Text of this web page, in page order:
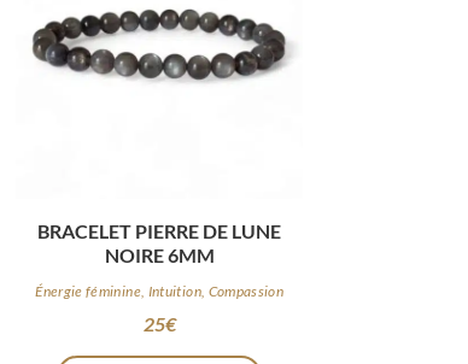
BRACELET PIERRE DE LUNE
NOIRE 6MM
Énergie féminine, Intuition, Compassion
25€